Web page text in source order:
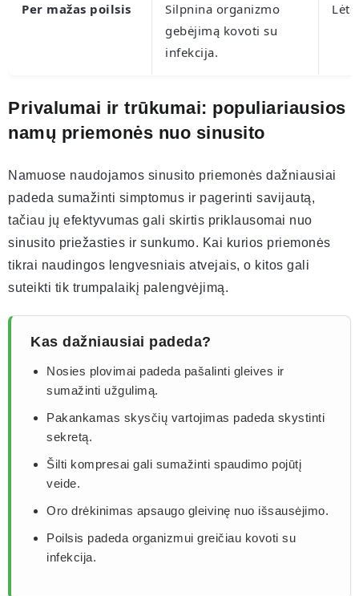
Per mažas poilsis
Silpnina organizmo
gebėjimą kovoti su
infekcija.
Privalumai ir trūkumai: populiariausios
namų priemonės nuo sinusito
Namuose naudojamos sinusito priemonės dažniausiai
padeda sumažinti simptomus ir pagerinti savijautą,
tačiau jų efektyvumas gali skirtis priklausomai nuo
sinusito priežasties ir sunkumo. Kai kurios priemonės
tikrai naudingos lengvesniais atvejais, o kitos gali
suteikti tik trumpalaikį palengvėjimą.
Kas dažniausiai padeda?
Nosies plovimai padeda pašalinti gleives ir
sumažinti užgulimą.
Pakankamas skysčių vartojimas padeda skystinti
sekretą.
Šilti kompresai gali sumažinti spaudimo pojūtį
veide.
Oro drėkinimas apsaugo gleivinę nuo išsausėjimo.
Poilsis padeda organizmui greičiau kovoti su
infekcija.